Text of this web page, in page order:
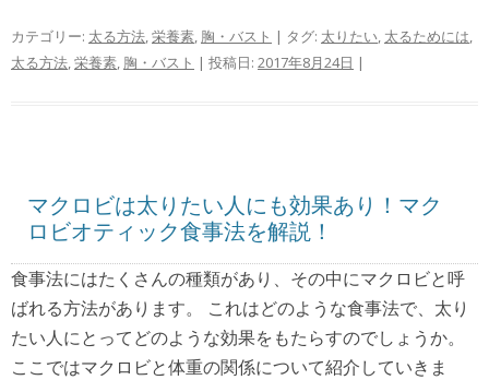
カテゴリー: 太る方法 栄養素 胸・バスト | タグ: 太りたい 太るためには
太る方法 栄養素 胸・バスト | 投稿日: 2017年8月24日 |
マクロビは太りたい人にも効果あり！マク
ロビオティック食事法を解説！
食事法にはたくさんの種類があり、その中にマクロビと呼
ばれる方法があります。 これはどのような食事法で、太り
たい人にとってどのような効果をもたらすのでしょうか。
ここではマクロビと体重の関係について紹介していきま